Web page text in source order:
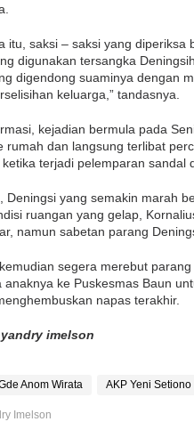
itu, saksi – saksi yang
digunakan tersangka
digendong suaminya dengan
keluarga,” tandasnya.
kejadian bermula pada
rumah dan langsung terlibat
terjadi pelemparan sandal
Deningsi yang semakin marah
ruangan yang gelap,
namun sabetan parang
segera merebut
anaknya ke Puskesmas Baun
napas terakhir.
imelson
Anom Wirata AKP Yeni Setiono
Imelson